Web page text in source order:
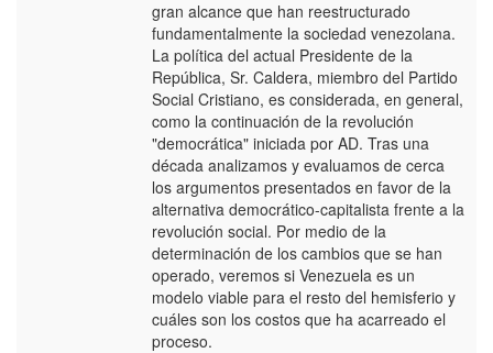
gran alcance que han reestructurado
fundamentalmente la sociedad venezolana.
La política del actual Presidente de la
República, Sr. Caldera, miembro del Partido
Social Cristiano, es considerada, en general,
como la continuación de la revolución
"democrática" iniciada por AD. Tras una
década analizamos y evaluamos de cerca
los argumentos presentados en favor de la
alternativa democrático-capitalista frente a la
revolución social. Por medio de la
determinación de los cambios que se han
operado, veremos si Venezuela es un
modelo viable para el resto del hemisferio y
cuáles son los costos que ha acarreado el
proceso.